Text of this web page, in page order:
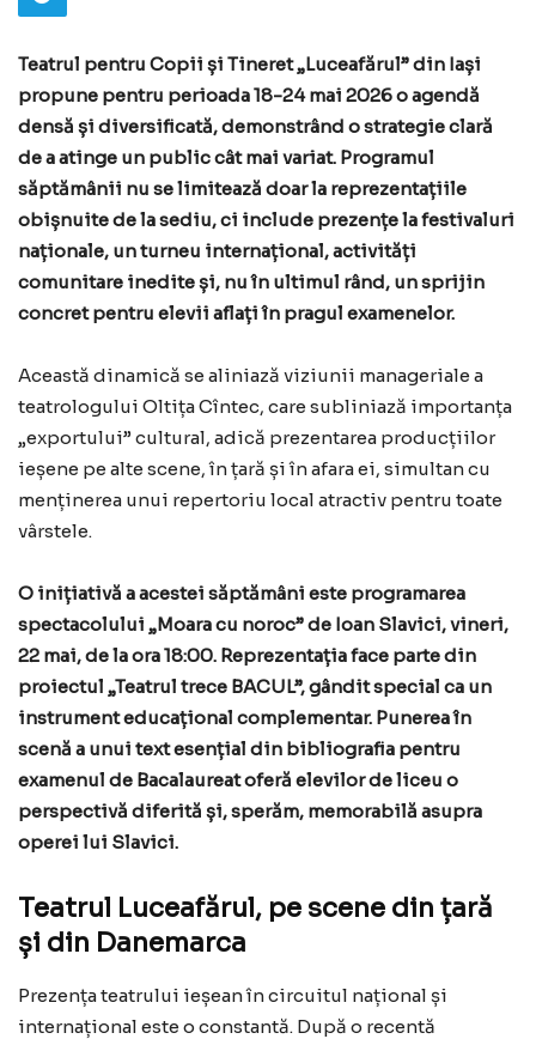
Teatrul pentru Copii și Tineret „Luceafărul” din Iași
propune pentru perioada 18-24 mai 2026 o agendă
densă și diversificată, demonstrând o strategie clară
de a atinge un public cât mai variat. Programul
săptămânii nu se limitează doar la reprezentațiile
obișnuite de la sediu, ci include prezențe la festivaluri
naționale, un turneu internațional, activități
comunitare inedite și, nu în ultimul rând, un sprijin
concret pentru elevii aflați în pragul examenelor.
Această dinamică se aliniază viziunii manageriale a
teatrologului Oltița Cîntec, care subliniază importanța
„exportului” cultural, adică prezentarea producțiilor
ieșene pe alte scene, în țară și în afara ei, simultan cu
menținerea unui repertoriu local atractiv pentru toate
vârstele.
O inițiativă a acestei săptămâni este programarea
spectacolului „Moara cu noroc” de Ioan Slavici, vineri,
22 mai, de la ora 18:00. Reprezentația face parte din
proiectul „Teatrul trece BACUL”, gândit special ca un
instrument educațional complementar. Punerea în
scenă a unui text esențial din bibliografia pentru
examenul de Bacalaureat oferă elevilor de liceu o
perspectivă diferită și, sperăm, memorabilă asupra
operei lui Slavici.
Teatrul Luceafărul, pe scene din țară
și din Danemarca
Prezența teatrului ieșean în circuitul național și
internațional este o constantă. După o recentă